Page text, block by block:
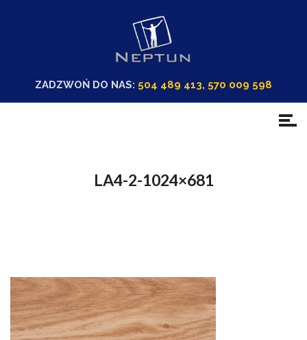
ZADZWOŃ DO NAS: 504 489 413, 570 009 598
LA4-2-1024×681